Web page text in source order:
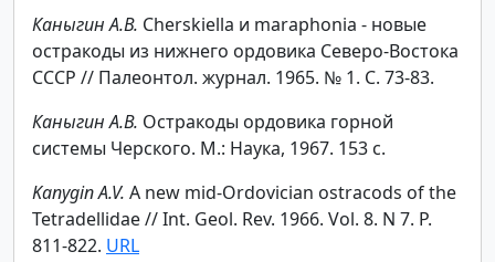
Каныгин А.В. Cherskiella и maraphonia - новые
остракоды из нижнего ордовика Северо-Востока
СССР // Палеонтол. журнал. 1965. № 1. С. 73-83.
Каныгин А.В. Остракоды ордовика горной
системы Черского. М.: Наука, 1967. 153 с.
Kanygin A.V. A new mid-Ordovician ostracods of the
Tetradellidae // Int. Geol. Rev. 1966. Vol. 8. N 7. P.
811-822. URL